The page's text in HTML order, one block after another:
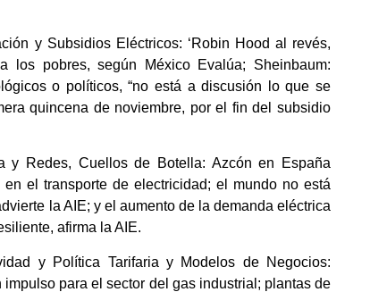
y Subsidios Eléctricos: ‘Robin Hood al revés,
los pobres, según México Evalúa; Sheinbaum:
o políticos, “no está a discusión lo que se
quincena de noviembre, por el fin del subsidio
y Redes, Cuellos de Botella: Azcón en España
el transporte de electricidad; el mundo no está
la AIE; y el aumento de la demanda eléctrica
afirma la AIE.
y Política Tarifaria y Modelos de Negocios:
para el sector del gas industrial; plantas de